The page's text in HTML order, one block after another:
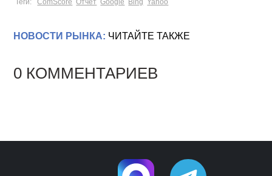
НОВОСТИ РЫНКА: ЧИТАЙТЕ ТАКЖЕ
0 КОММЕНТАРИЕВ